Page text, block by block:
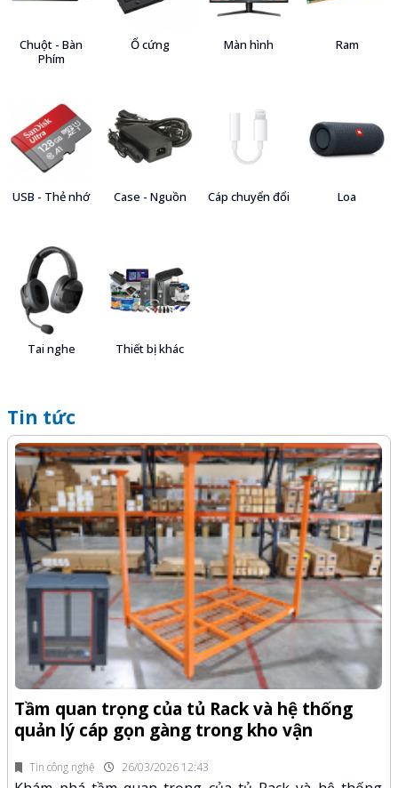
Chuột - Bàn
Phím
Ổ cứng Màn hình Ram
USB - Thẻ nhớ Case - Nguồn Cáp chuyển đổi Loa
Tai nghe Thiết bị khác
Tin tức
Tin công nghệ 26/03/2026 12:43
Tầm quan trọng của tủ Rack và hệ thống
quản lý cáp gọn gàng trong kho vận